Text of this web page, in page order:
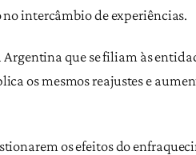
intercâmbio de experiências.
que se filiam às
os mesmos reajustes e
os efeitos do